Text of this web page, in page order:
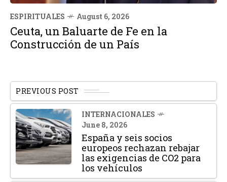
ESPIRITUALES August 6, 2026
Ceuta, un Baluarte de Fe en la
Construcción de un País
PREVIOUS POST
INTERNACIONALES
June 8, 2026
España y seis socios
europeos rechazan rebajar
las exigencias de CO2 para
los vehículos